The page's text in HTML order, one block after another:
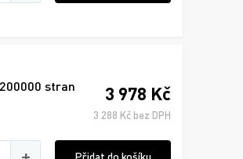
stran 3 978 Kč
3 288 Kč bez DPH
Přidat do košíku